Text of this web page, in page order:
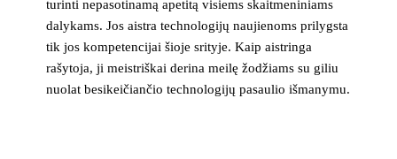
turinti nepasotinamą apetitą visiems skaitmeniniams
dalykams. Jos aistra technologijų naujienoms prilygsta
tik jos kompetencijai šioje srityje. Kaip aistringa
rašytoja, ji meistriškai derina meilę žodžiams su giliu
nuolat besikeičiančio technologijų pasaulio išmanymu.